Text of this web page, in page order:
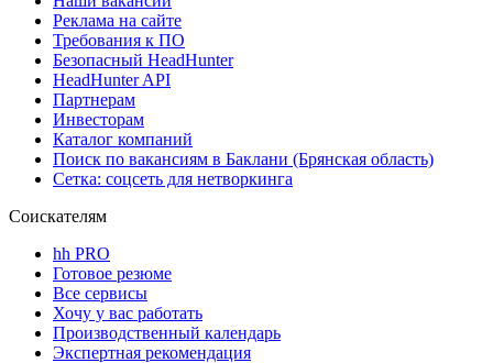
Реклама на сайте
Требования к ПО
Безопасный HeadHunter
HeadHunter API
Партнерам
Инвесторам
Каталог компаний
Поиск по вакансиям в Баклани (Брянская область)
Сетка: соцсеть для нетворкинга
Соискателям
hh PRO
Готовое резюме
Все сервисы
Хочу у вас работать
Производственный календарь
Экспертная рекомендация